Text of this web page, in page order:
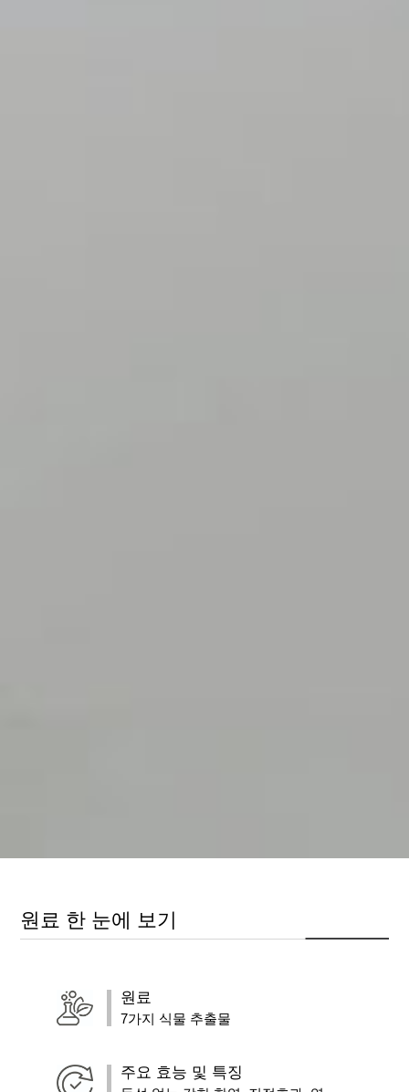
원료 한 눈에 보기
원료
7가지 식물 추출물
주요 효능 및 특징